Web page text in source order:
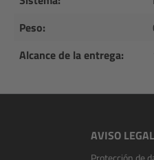
Peso:
Alcance de la entrega:
AVISO LEGAL